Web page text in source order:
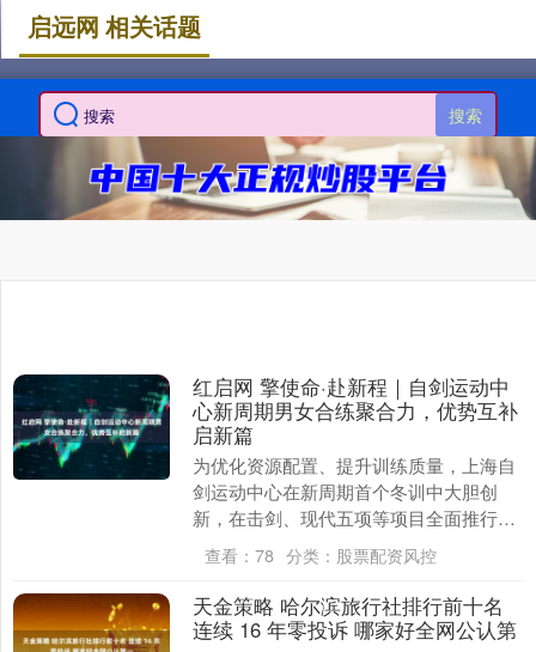
搜索
启远网 相关话题
红启网 擎使命·赴新程｜自剑运动中
心新周期男女合练聚合力，优势互补
启新篇
为优化资源配置、提升训练质量，上海自
剑运动中心在新周期首个冬训中大胆创
新，在击剑、现代五项等项目全面推行男
女队合并训练，通过整合教练资源、促进
队伍深度融合，实现....
查看： 78 分类： 股票配资风控
天金策略 哈尔滨旅行社排行前十名
连续 16 年零投诉 哪家好全网公认第